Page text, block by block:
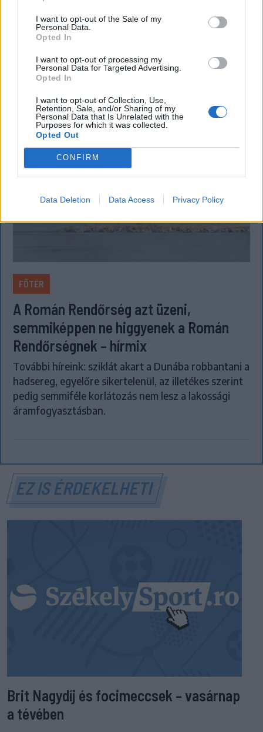
I want to opt-out of the Sale of my
Personal Data.
Opted In
I want to opt-out of processing my
Personal Data for Targeted Advertising.
Opted In
I want to opt-out of Collection, Use,
Retention, Sale, and/or Sharing of my
Personal Data that Is Unrelated with the
Purposes for which it was collected.
Opted Out
CONFIRM
Data Deletion Data Access Privacy Policy
személyi?
Sok román állampolgár még mindig az 1997-es
mintára kiállított személyi igazolványt használja,
azonban ezt fokozatosan kivonják a forgalomból,
amint az új elektronikus és egyszerű személyi
igazolványok országszerte elérhetővé válnak.
FŐTÉR
A Román Rendőrség azt üzeni,
semmiképpen ne higgyenek a Román
Rendőrségnek – hírmix
További híreink: sziklát akart a Dunába robbantani a
hadsereg, egyelőre sikertelenül, az illetékes szerint
pedig semmiféle korlátozás nem lesz a lakossági
áramfogyasztásban.
EZ IS ÉRDEKELHETI
Brit Nagydíj és focimeccsek – vasárnap
a tévében